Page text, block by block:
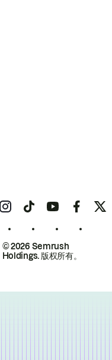
© 2026 Semrush
Holdings. 版权所有。